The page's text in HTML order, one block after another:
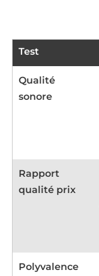
Test
Qualité
sonore
Rapport
qualité prix
Polyvalence